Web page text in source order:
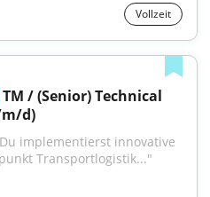
Vollzeit
TM / (Senior) Technical
d)
implementierst innovative
Transportlogistik..."